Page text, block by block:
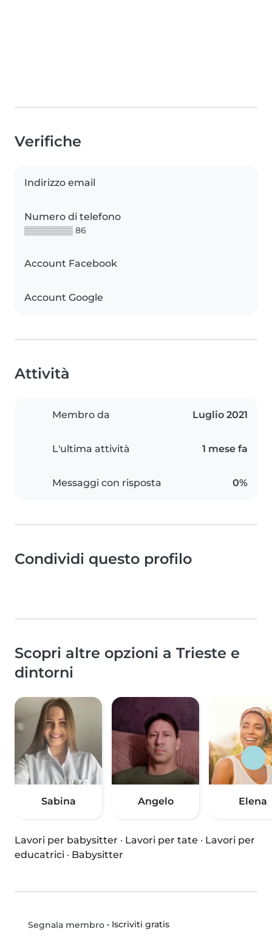
Verifiche
Indirizzo email
Numero di telefono
▒▒▒▒▒▒▒▒ 86
Account Facebook
Account Google
Attività
Membro da Luglio 2021
L'ultima attività 1 mese fa
Messaggi con risposta 0%
Condividi questo profilo
Scopri altre opzioni a Trieste e
dintorni
Sabina Angelo Elena
Lavori per babysitter · Lavori per tate · Lavori per
educatrici · Babysitter
Segnala membro• Iscriviti gratis